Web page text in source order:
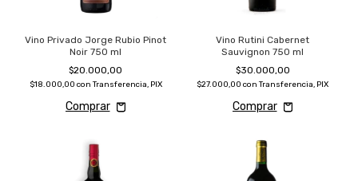
Vino Privado Jorge Rubio Pinot
Noir 750 ml
$20.000,00
$18.000,00 con Transferencia, PIX
Vino Rutini Cabernet
Sauvignon 750 ml
$30.000,00
$27.000,00 con Transferencia, PIX